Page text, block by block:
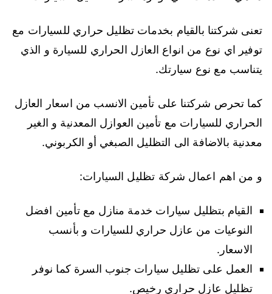
تعنى شركتنا بالقيام بخدمات تظليل حراري للسيارات مع
توفير اي نوع من انواع العازل الحراري للسيارة و الذي
يتناسب مع نوع سيارتك.
كما تحرص شركتنا على تأمين الانسب من اسعار العازل
الحراري للسيارات مع تأمين العوازل المعدنية و الغير
معدنية بالاضافة الى التظليل الصبغي أو الكربوني.
و من اهم اعمال شركة تظليل السيارات:
القيام بتظليل سيارات خدمة منازل مع تأمين افضل
النوعيات من عازل حراري للسيارات و بأنسب
الاسعار.
العمل على تظليل سيارات جنوب السرة كما نوفر
تظليل عازل حراري رخيص.